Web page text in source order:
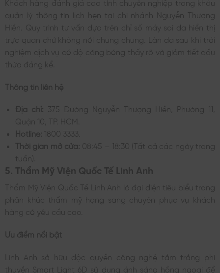
Khách hàng đánh giá cao tính chuyên nghiệp trong khâu
quản lý thông tin lịch hẹn tại chi nhánh Nguyễn Thượng
Hiền. Quy trình tư vấn dựa trên chỉ số máy soi da hiển thị
trực quan chứ không nói chung chung. Làn da sau khi trải
nghiệm dịch vụ có độ căng bóng thấy rõ và giảm tiết dầu
thừa đáng kể.
Thông tin liên hệ
Địa chỉ: 375 Đường Nguyễn Thượng Hiền, Phường 11,
Quận 10, TP. HCM.
Hotline: 1800 3333.
Thời gian mở cửa: 08:45 – 18:30 (Tất cả các ngày trong
tuần).
5. Thẩm Mỹ Viện Quốc Tế Linh Anh
Thẩm Mỹ Viện Quốc Tế Linh Anh là đại diện tiêu biểu trong
phân khúc thẩm mỹ hạng sang chuyên phục vụ khách
hàng có yêu cầu cao.
Ưu điểm nổi bật
Linh Anh sở hữu độc quyền công nghệ tắm trắng phi
thuyền Smart Light 6D sử dụng ánh sáng hồng ngoại để